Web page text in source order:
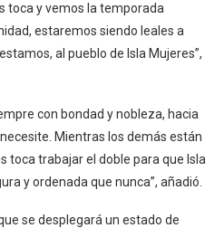
toca y vemos la temporada
estaremos siendo leales a
al pueblo de Isla Mujeres”,
con bondad y nobleza, hacia
Mientras los demás están
toca trabajar el doble para que Isla
y ordenada que nunca”, añadió.
se desplegará un estado de